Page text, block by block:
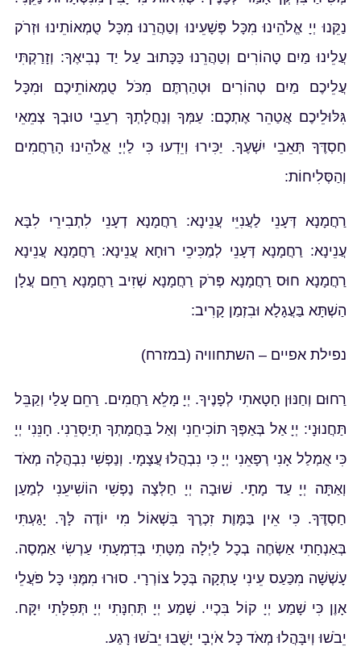
נַקֵּנוּ יְיָ אֱלֹהֵינוּ מִכָּל פְּשָׁעֵינוּ וְטַהֲרֵנוּ מִכָּל טֻמְאוֹתֵינוּ וּזְרֹק
עֲלֵינוּ מַיִם טָהוֹרִים וְטַהֲרֵנוּ כַּכָּתוּב עַל יַד נְבִיאֶךָ: וְזָרַקְתִּי
עֲלֵיכֶם מַיִם טְהוֹרִים וּטְהַרְתֶּם מִכֹּל טֻמְאוֹתֵיכֶם וּמִכָּל
גִּלּוּלֵיכֶם אֲטַהֵר אֶתְכֶם: עַמְּךָ וְנַחֲלָתְךָ רְעֵבֵי טוּבְךָ צְמֵאֵי
חַסְדֶּךָ תְּאֵבֵי יִשְׁעֶךָ. יַכִּירוּ וְיֵדְעוּ כִּי לַיְיָ אֱלֹהֵינוּ הָרַחֲמִים
וְהַסְּלִיחוֹת:
רַחֲמָנָא דְּעָנֵי לַעֲנִיֵּי עֲנֵינָא: רַחֲמָנָא דְעָנֵי לִתְבִירֵי לִבָּא
עֲנֵינָא: רַחֲמָנָא דְּעָנֵי לְמַכִּיכֵי רוּחָא עֲנֵינָא: רַחֲמָנָא עֲנֵינָא
רַחֲמָנָא חוּס רַחֲמָנָא פְּרֹק רַחֲמָנָא שְׁזִיב רַחֲמָנָא רַחֵם עֲלָן
הַשְׁתָּא בַּעֲגָלָא וּבִזְמַן קָרִיב:
נפילת אפיים – השתחוויה (במזרח)
רַחוּם וְחַנּוּן חָטָאתִי לְפָנֶיךָ. יְיָ מָלֵא רַחֲמִים. רַחֵם עָלַי וְקַבֵּל
תַּחֲנוּנָי: יְיָ אַל בְּאַפְּךָ תוֹכִיחֵנִי וְאַל בַּחֲמָתְךָ תְיַסְּרֵנִי. חָנֵּנִי יְיָ
כִּי אֻמְלַל אָנִי רְפָאֵנִי יְיָ כִּי נִבְהֲלוּ עֲצָמָי. וְנַפְשִׁי נִבְהֲלָה מְאֹד
וְאַתָּה יְיָ עַד מָתָי. שׁוּבָה יְיָ חַלְּצָה נַפְשִׁי הוֹשִׁיעֵנִי לְמַעַן
חַסְדֶּךָ. כִּי אֵין בַּמָּוֶת זִכְרֶךָ בִּשְׁאוֹל מִי יוֹדֶה לָּךְ. יָגַעְתִּי
בְּאַנְחָתִי אַשְׂחֶה בְכָל לַיְלָה מִטָּתִי בְּדִמְעָתִי עַרְשִׂי אַמְסֶה.
עָשְׁשָׁה מִכַּעַס עֵינִי עָתְקָה בְּכָל צוֹרְרָי. סוּרוּ מִמֶּנִּי כָּל פֹּעֲלֵי
אָוֶן כִּי שָׁמַע יְיָ קוֹל בִּכְיִי. שָׁמַע יְיָ תְּחִנָּתִי יְיָ תְּפִלָּתִי יִקָּח.
יֵבֹשׁוּ וְיִבָּהֲלוּ מְאֹד כָּל אֹיְבָי יָשֻׁבוּ יֵבֹשׁוּ רָגַע.